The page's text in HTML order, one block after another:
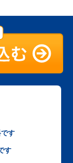
す
す